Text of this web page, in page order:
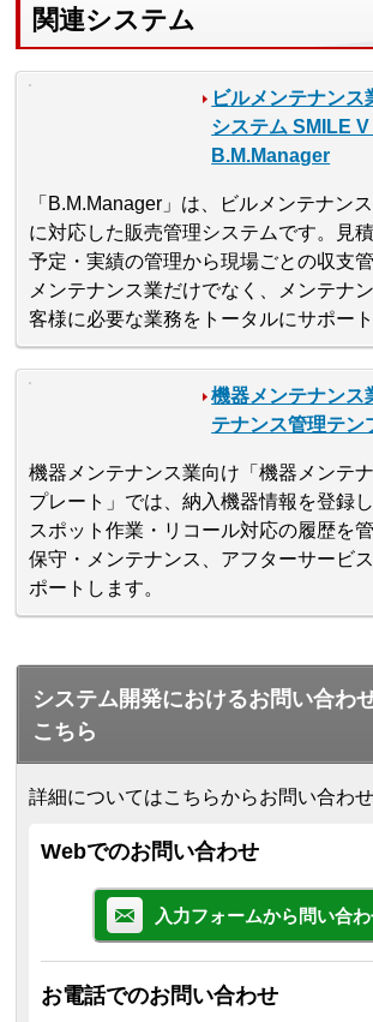
関連システム
ビルメンテナンス
システム SMILE
B.M.Manager
「B.M.Manager」は、ビルメンテナン
に対応した販売管理システムです。見
予定・実績の管理から現場ごとの収支
メンテナンス業だけでなく、メンテナ
客様に必要な業務をトータルにサポート
機器メンテナンス
テナンス管理テン
機器メンテナンス業向け「機器メンテ
プレート」では、納入機器情報を登録
スポット作業・リコール対応の履歴を
保守・メンテナンス、アフターサービ
ポートします。
システム開発におけるお問い合わ
こちら
詳細についてはこちらからお問い合わせ
Webでのお問い合わせ
入力フォームから問い合
お電話でのお問い合わせ